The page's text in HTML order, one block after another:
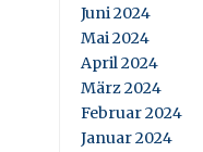
Juni 2024
Mai 2024
April 2024
März 2024
Februar 2024
Januar 2024